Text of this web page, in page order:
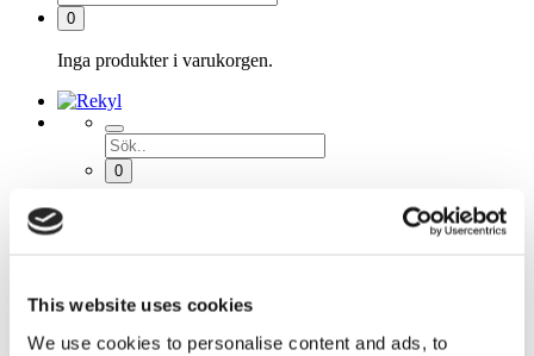
This website uses cookies
We use cookies to personalise content and ads, to
0
Inga produkter i varukorgen.
0
Meny